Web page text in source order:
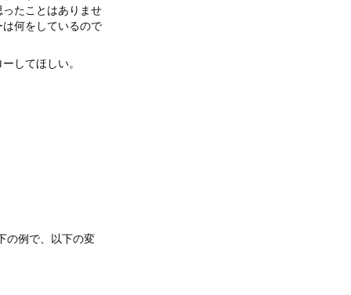
たことはありませ
何をしているので
してほしい。
の例で、以下の変